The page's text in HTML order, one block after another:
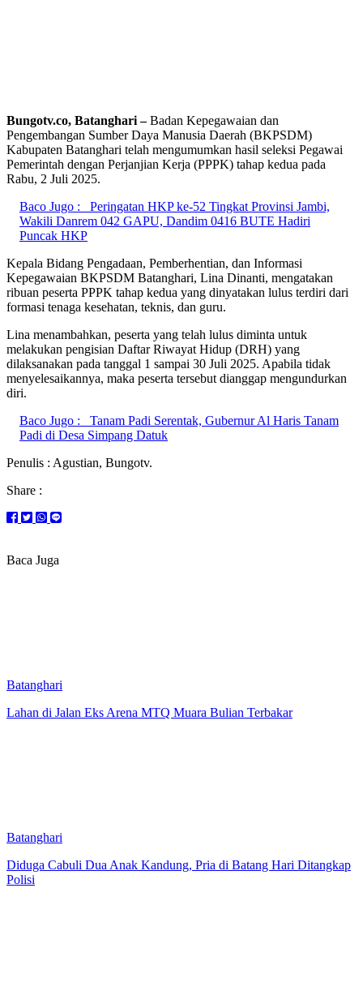
Bungotv.co, Batanghari –Badan Kepegawaian dan
Pengembangan Sumber Daya Manusia Daerah (BKPSDM)
Kabupaten Batanghari telah mengumumkan hasil seleksi Pegawai
Pemerintah dengan Perjanjian Kerja (PPPK) tahap kedua pada
Rabu, 2 Juli 2025.
Baco Jugo :
Peringatan HKP ke-52 Tingkat Provinsi Jambi,
Wakili Danrem 042 GAPU, Dandim 0416 BUTE Hadiri
Puncak HKP
Kepala Bidang Pengadaan, Pemberhentian, dan Informasi
Kepegawaian BKPSDM Batanghari, Lina Dinanti, mengatakan
ribuan peserta PPPK tahap kedua yang dinyatakan lulus terdiri dari
formasi tenaga kesehatan, teknis, dan guru.
Lina menambahkan, peserta yang telah lulus diminta untuk
melakukan pengisian Daftar Riwayat Hidup (DRH) yang
dilaksanakan pada tanggal 1 sampai 30 Juli 2025. Apabila tidak
menyelesaikannya, maka peserta tersebut dianggap mengundurkan
diri.
Baco Jugo :
Tanam Padi Serentak, Gubernur Al Haris Tanam
Padi di Desa Simpang Datuk
Penulis : Agustian, Bungotv.
Share :
Baca Juga
Batanghari
Lahan di Jalan Eks Arena MTQ Muara Bulian Terbakar
Batanghari
Diduga Cabuli Dua Anak Kandung, Pria di Batang Hari Ditangkap
Polisi